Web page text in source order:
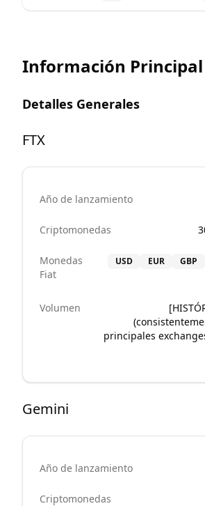
Información Principal
Detalles Generales
FTX
Año de lanzamiento
Criptomonedas
Monedas
Fiat
USD EUR GBP
Volumen
principales
Gemini
Año de lanzamiento
Criptomonedas